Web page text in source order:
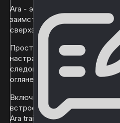
Ara - это продвинутый
заимствует концепции из
сверхзарядки ваших трасс.
Простой в использовании,
настраиваемый. Замените
следов Unity по умолчанию на
оглянетесь назад. (Работает
Включает дополнительные
встроенные поверх базового
Ara trail для покрытия